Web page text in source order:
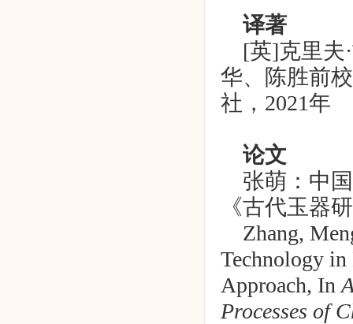
译著
[英]克里夫
华、陈胜前
社， 2021年
论文
张萌：中
《古代玉器
Zhang,
Technology in
Approach, In
Processes of